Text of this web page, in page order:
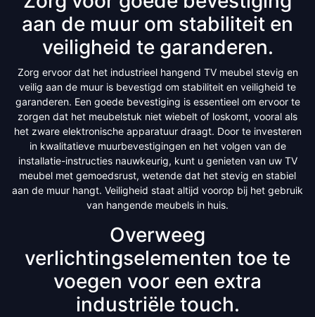
aan de muur om stabiliteit en
veiligheid te garanderen.
Zorg ervoor dat het industrieel hangend TV meubel stevig en
veilig aan de muur is bevestigd om stabiliteit en veiligheid te
garanderen. Een goede bevestiging is essentieel om ervoor te
zorgen dat het meubelstuk niet wiebelt of loskomt, vooral als
het zware elektronische apparatuur draagt. Door te investeren
in kwalitatieve muurbevestigingen en het volgen van de
installatie-instructies nauwkeurig, kunt u genieten van uw TV
meubel met gemoedsrust, wetende dat het stevig en stabiel
aan de muur hangt. Veiligheid staat altijd voorop bij het gebruik
van hangende meubels in huis.
Overweeg
verlichtingselementen toe te
voegen voor een extra
industriële touch.